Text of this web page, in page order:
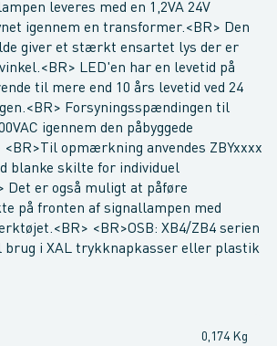
leveres med en 1,2VA 24V
igennem en transformer.<BR> Den
giver et stærkt ensartet lys der er
LED'en har en levetid på
til mere end 10 års levetid ved 24
Forsyningsspændingen til
igennem den påbyggede
opmærkning anvendes ZBYxxxx
blanke skilte for individuel
Det er også muligt at påføre
på fronten af signallampen med
<BR>OSB: XB4/ZB4 serien
brug i XAL trykknapkasser eller plastik
0,174 Kg